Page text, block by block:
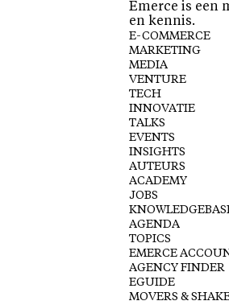
Emerce is een
en kennis.
E-COMMERCE
MARKETING
MEDIA
VENTURE
TECH
INNOVATIE
TALKS
EVENTS
INSIGHTS
AUTEURS
ACADEMY
JOBS
AGENDA
TOPICS
EMERCE
AGENCY FINDER
EGUIDE
MOVERS &